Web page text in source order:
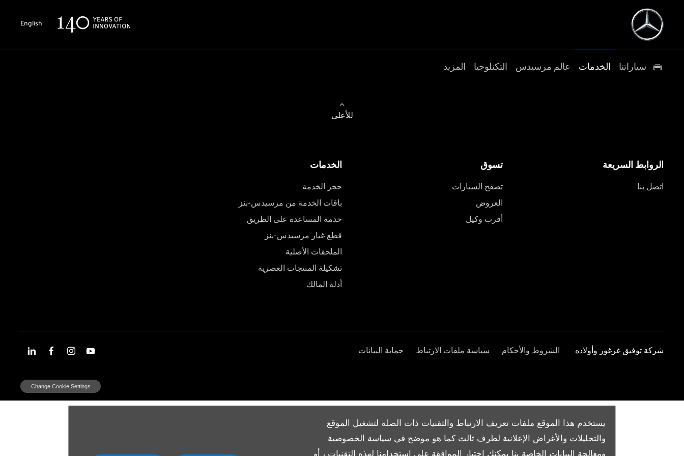
يستخدم هذا الموقع ملفات تعريف الارتباط والتقنيات ذات الصلة لتشغيل الموقع
والتحليلات والأغراض الإعلانية لطرف ثالث كما هو موضح في سياسة الخصوصية
ومعالجة البيانات الخاصة بنا يمكنك اختيار الموافقة على استخدامنا لهذه التقنيات ، أو
English
سياراتنا الخدمات عالم مرسيدس التكنلوجيا المزيد
للأعلى
الروابط السريعة
اتصل بنا
تسوق
تصفح السيارات
العروض
أقرب وكيل
الخدمات
حجز الخدمة
باقات الخدمة من مرسيدس-بنز
خدمة المساعدة على الطريق
قطع غيار مرسيدس-بنز
الملحقات الأصلية
تشكيلة المنتجات العصرية
أدلة المالك
شركة توفيق غرغور وأولاده الشروط والأحكام سياسة ملفات الارتباط حماية البيانات